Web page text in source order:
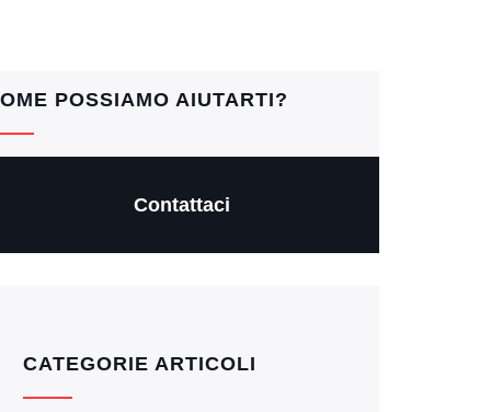
POSSIAMO AIUTARTI?
Contattaci
CATEGORIE ARTICOLI